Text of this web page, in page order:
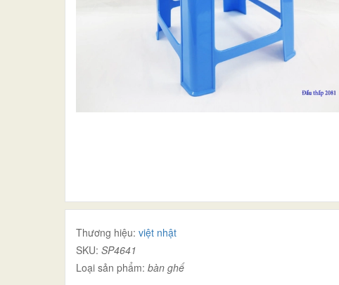
Thương hiệu: việt nhật
SKU: SP4641
Loại sản phẩm: bàn ghế